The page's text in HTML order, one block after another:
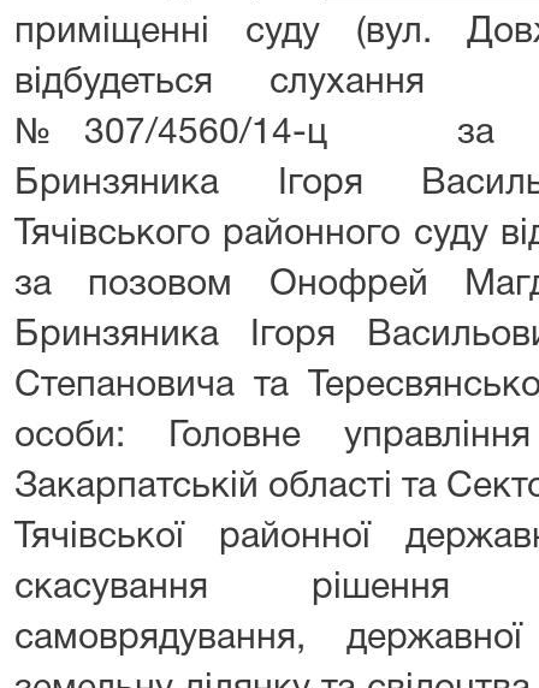
приміщенні суду (вул.
відбудеться слухання
№307/4560/14-ц за
Бринзяника Ігоря
Тячівського районного суду
за позовом Онофрей
Бринзяника Ігоря
Степановича та
особи: Головне
Закарпатській області та
Тячівської районної
скасування рішення
самоврядування,